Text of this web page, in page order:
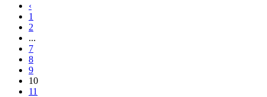
‹
1
2
...
7
8
9
10
11